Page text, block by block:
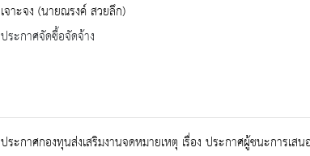
เจาะจง (นายณรงค์ สวยลึก)
ประกาศจัดซื้อจัดจ้าง
ประกาศกองทุนส่งเสริมงานจดหมายเหตุ เรื่อง ประกาศผู้ชนะการเส